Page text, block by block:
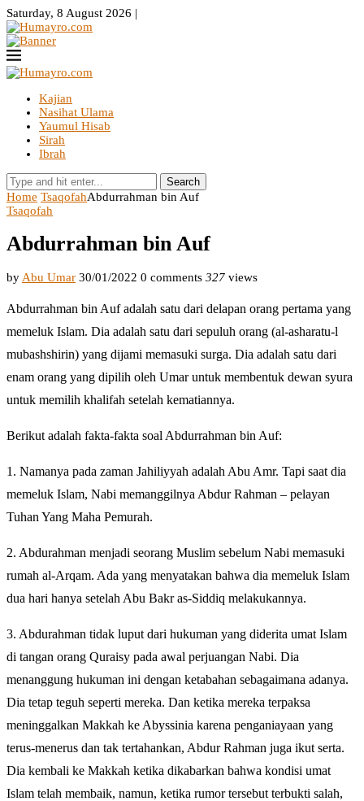
Saturday, 8 August 2026 |
Kajian
Nasihat Ulama
Yaumul Hisab
Sirah
Ibrah
Search
Home TsaqofahAbdurrahman bin Auf
Tsaqofah
Abdurrahman bin Auf
by Abu Umar 30/01/2022 0 comments 327 views
Abdurrahman bin Auf adalah satu dari delapan orang pertama yang
memeluk Islam. Dia adalah satu dari sepuluh orang (al-asharatu-l
mubashshirin) yang dijami memasuki surga. Dia adalah satu dari
enam orang yang dipilih oleh Umar untuk membentuk dewan syura
untuk memilih khalifah setelah kematiannya.
Berikut adalah fakta-fakta soal Abdurrahman bin Auf:
1. Namanya pada zaman Jahiliyyah adalah Abu Amr. Tapi saat dia
memeluk Islam, Nabi memanggilnya Abdur Rahman – pelayan
Tuhan Yang Maha Pemurah.
2. Abdurahman menjadi seorang Muslim sebelum Nabi memasuki
rumah al-Arqam. Ada yang menyatakan bahwa dia memeluk Islam
dua hari hanya setelah Abu Bakr as-Siddiq melakukannya.
3. Abdurahman tidak luput dari hukuman yang diderita umat Islam
di tangan orang Quraisy pada awal perjuangan Nabi. Dia
menanggung hukuman ini dengan ketabahan sebagaimana adanya.
Dia tetap teguh seperti mereka. Dan ketika mereka terpaksa
meninggalkan Makkah ke Abyssinia karena penganiayaan yang
terus-menerus dan tak tertahankan, Abdur Rahman juga ikut serta.
Dia kembali ke Makkah ketika dikabarkan bahwa kondisi umat
Islam telah membaik, namun, ketika rumor tersebut terbukti salah,